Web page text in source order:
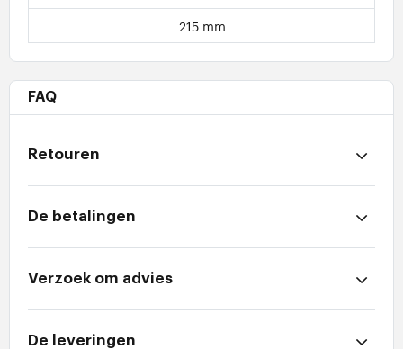
215 mm
FAQ
Retouren
De betalingen
Verzoek om advies
De leveringen